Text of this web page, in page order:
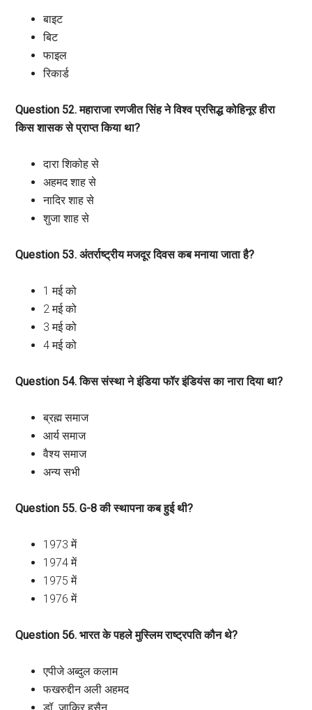
बाइट
बिट
फाइल
रिकार्ड
Question 52. महाराजा रणजीत सिंह ने विश्व प्रसिद्ध कोहिनूर हीरा
किस शासक से प्राप्त किया था?
दारा शिकोह से
अहमद शाह से
नादिर शाह से
शुजा शाह से
Question 53. अंतर्राष्ट्रीय मजदूर दिवस कब मनाया जाता है?
1 मई को
2 मई को
3 मई को
4 मई को
Question 54. किस संस्था ने इंडिया फॉर इंडियंस का नारा दिया था?
ब्रह्म समाज
आर्य समाज
वैश्य समाज
अन्य सभी
Question 55. G-8 की स्थापना कब हुई थी?
1973 में
1974 में
1975 में
1976 में
Question 56. भारत के पहले मुस्लिम राष्ट्रपति कौन थे?
एपीजे अब्दुल कलाम
फखरुद्दीन अली अहमद